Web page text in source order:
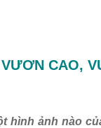
CAO,
ảnh nào